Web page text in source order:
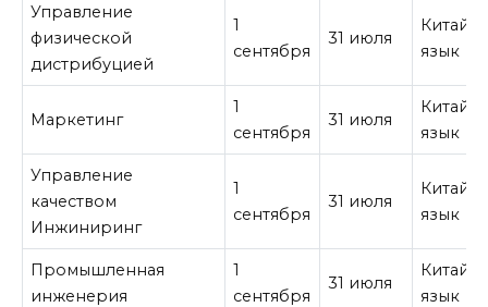
Управление
физической
дистрибуцией
1
сентября
31 июля
язык
Маркетинг
1
сентября
31 июля
язык
Управление
качеством
Инжиниринг
1
сентября
31 июля
язык
Промышленная
инженерия
1
сентября
31 июля
язык